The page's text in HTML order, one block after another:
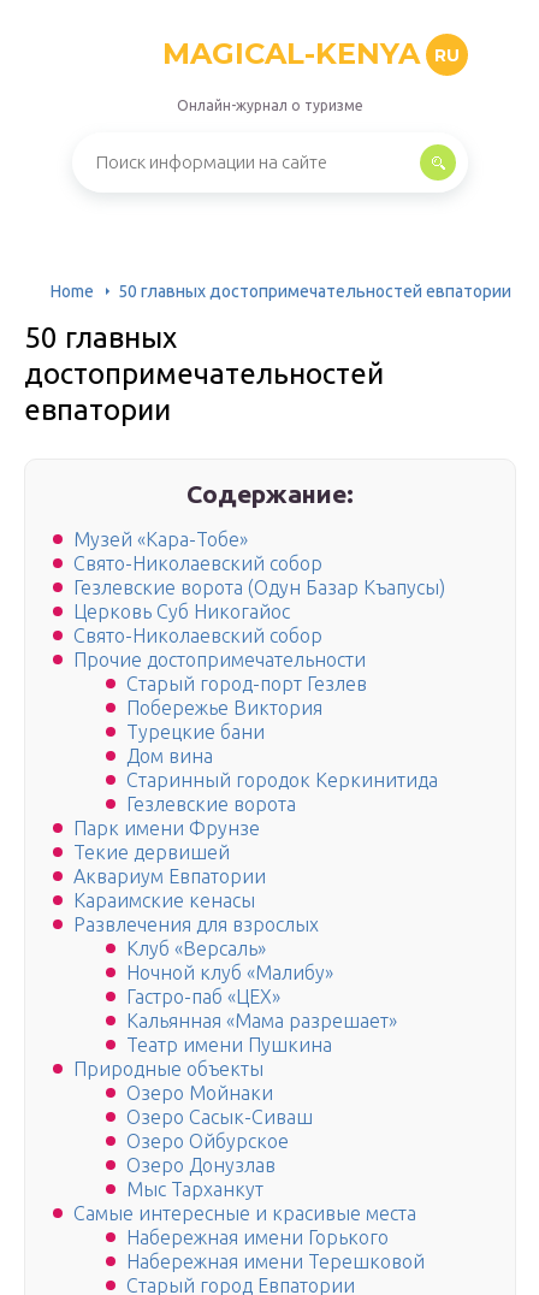
MAGICAL-KENYA RU
Онлайн-журнал о туризме
Home 50 главных достопримечательностей евпатории
50 главных
достопримечательностей
евпатории
Содержание:
Музей «Кара-Тобе»
Свято-Николаевский собор
Гезлевские ворота (Одун Базар Къапусы)
Церковь Суб Никогайос
Свято-Николаевский собор
Прочие достопримечательности
Старый город-порт Гезлев
Побережье Виктория
Турецкие бани
Дом вина
Старинный городок Керкинитида
Гезлевские ворота
Парк имени Фрунзе
Текие дервишей
Аквариум Евпатории
Караимские кенасы
Развлечения для взрослых
Клуб «Версаль»
Ночной клуб «Малибу»
Гастро-паб «ЦЕХ»
Кальянная «Мама разрешает»
Театр имени Пушкина
Природные объекты
Озеро Мойнаки
Озеро Сасык-Сиваш
Озеро Ойбурское
Озеро Донузлав
Мыс Тарханкут
Самые интересные и красивые места
Набережная имени Горького
Набережная имени Терешковой
Старый город Евпатории